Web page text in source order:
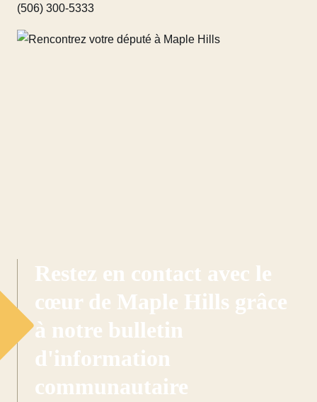
(506) 300-5333
Restez en contact avec le
cœur de Maple Hills grâce
à notre bulletin
d'information
communautaire